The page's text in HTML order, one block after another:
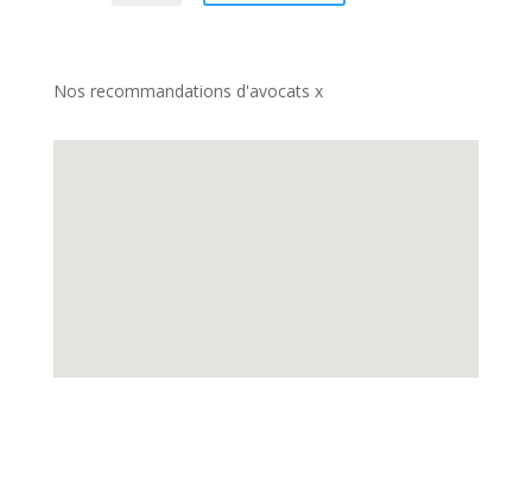
Nos recommandations d'avocats x